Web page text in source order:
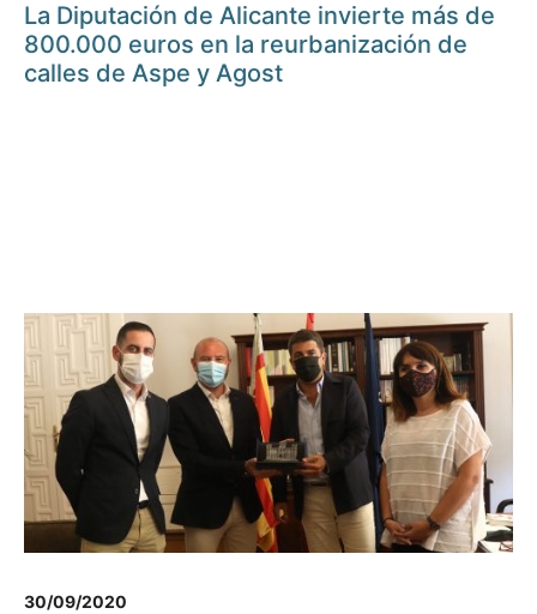
La Diputación de Alicante invierte más de
800.000 euros en la reurbanización de
calles de Aspe y Agost
30/09/2020